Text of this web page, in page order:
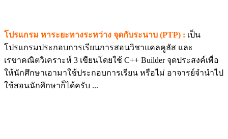
โปรแกรม หาระยะทางระหว่าง จุดกับระนาบ (PTP) : เป็น
โปรแกรมประกอบการเรียนการสอนวิชาแคลคูลัส และ
เรขาคณิตวิเคราะห์ 3 เขียนโดยใช้ C++ Builder จุดประสงค์เพื่อ
ให้นักศึกษาเอามาใช้ประกอบการเรียน หรือไม่ อาจารย์จำนำไป
ใช้สอนนักศึกษาก็ได้ครับ ...